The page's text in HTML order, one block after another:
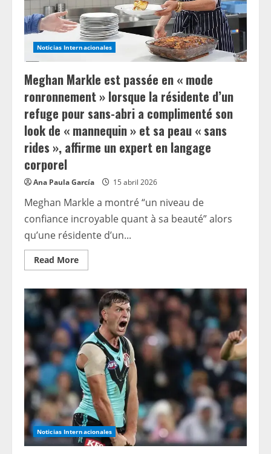
marquer
lors
de
la
victoire
du
1970
Noticias Internacionales
Meghan Markle est passée en « mode
ronronnement » lorsque la résidente d’un
refuge pour sans-abri a complimenté son
look de « mannequin » et sa peau « sans
rides », affirme un expert en langage
corporel
Ana Paula García 15 abril 2026
Meghan Markle a montré “un niveau de
confiance incroyable quant à sa beauté” alors
qu’une résidente d’un...
Read MoreRead
more
Markle
est
passée
en
«
mode
ronronnement
»
lorsque
la
résidente
d’un
refuge
pour
sans-
abri
a
complimenté
son
Noticias Internacionales